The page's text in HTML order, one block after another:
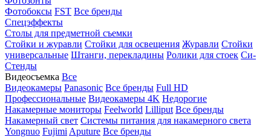
Фотобоксы FST Все бренды
Спецэффекты
Столы для предметной съемки
Стойки и журавли Стойки для освещения Журавли Стойки
универсальные Штанги, перекладины Ролики для стоек Си-
Стенды
Видеосъемка Все
Видеокамеры Panasonic Все бренды Full HD
Профессиональные Видеокамеры 4K Недорогие
Накамерные мониторы Feelworld Lilliput Все бренды
Накамерный свет Системы питания для накамерного света
Yongnuo Fujimi Aputure Все бренды